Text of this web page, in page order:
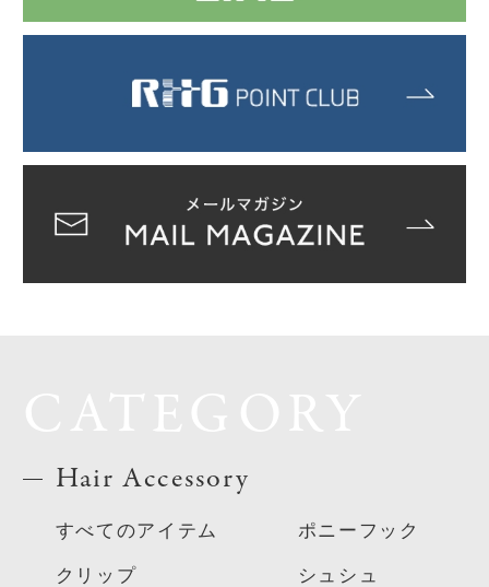
Hair Accessory
すべてのアイテム
クリップ
ポニーフック
シュシュ